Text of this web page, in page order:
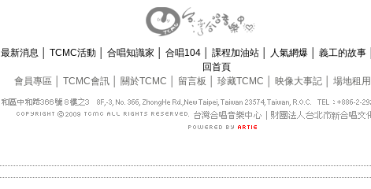
最新消息 TCMC活動 合唱知識家 合唱104 課程加油站 人氣網爆 義工的故事
回首頁
會員專區
TCMC會訊 關於TCMC 留言板 珍藏TCMC 映像大事記 場地租用